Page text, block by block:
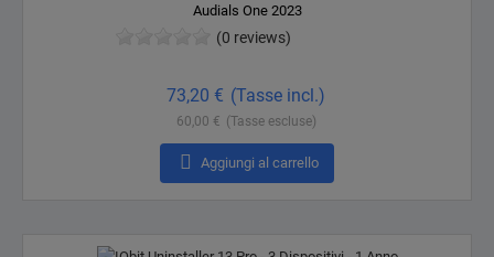
Audials One 2023
(0 reviews)
73,20 € (Tasse incl.)
60,00 € (Tasse escluse)
 Aggiungi al carrello